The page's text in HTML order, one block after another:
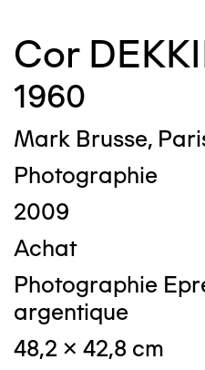
Cor
1960
Mark Brusse,
Photographie
2009
Achat
Photographie
argentique
48,2 x 42,8 cm